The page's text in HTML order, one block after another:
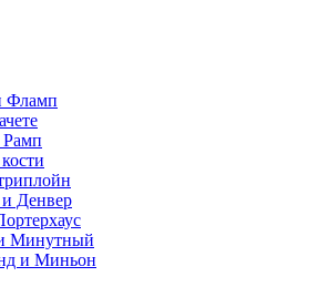
Фламп
Денвер
Минутный
и Миньон